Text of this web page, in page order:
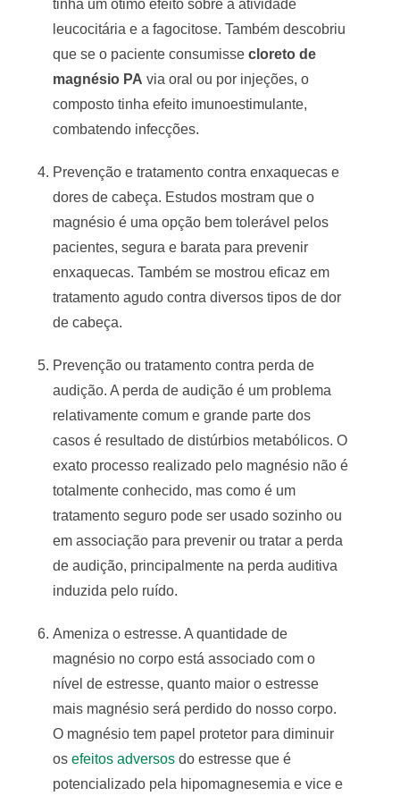
tinha um ótimo efeito sobre a atividade
leucocitária e a fagocitose. Também descobriu
que se o paciente consumisse cloreto de
magnésio PA via oral ou por injeções, o
composto tinha efeito imunoestimulante,
combatendo infecções.
Prevenção e tratamento contra enxaquecas e
dores de cabeça. Estudos mostram que o
magnésio é uma opção bem tolerável pelos
pacientes, segura e barata para prevenir
enxaquecas. Também se mostrou eficaz em
tratamento agudo contra diversos tipos de dor
de cabeça.
Prevenção ou tratamento contra perda de
audição. A perda de audição é um problema
relativamente comum e grande parte dos
casos é resultado de distúrbios metabólicos. O
exato processo realizado pelo magnésio não é
totalmente conhecido, mas como é um
tratamento seguro pode ser usado sozinho ou
em associação para prevenir ou tratar a perda
de audição, principalmente na perda auditiva
induzida pelo ruído.
Ameniza o estresse. A quantidade de
magnésio no corpo está associado com o
nível de estresse, quanto maior o estresse
mais magnésio será perdido do nosso corpo.
O magnésio tem papel protetor para diminuir
os efeitos adversosdo estresse que é
potencializado pela hipomagnesemia e vice e